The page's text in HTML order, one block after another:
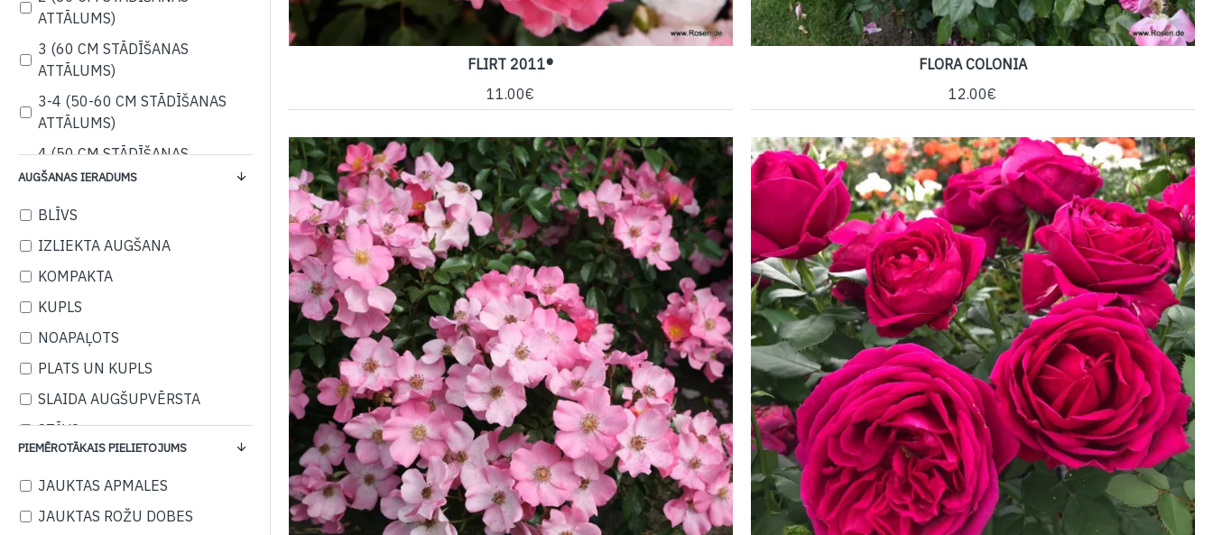
ATTĀLUMS)
3 (60 CM STĀDĪŠANAS
ATTĀLUMS)
3-4 (50-60 CM STĀDĪŠANAS
ATTĀLUMS)
4 (50 CM STĀDĪŠANAS
ATTĀLUMS)
4-5 (45-50 CM STĀDĪŠANAS
ATTĀLUMS)
6-8 (35-40 CM STĀDĪŠANAS
ATTĀLUMS)
AUGŠANAS IERADUMS
BLĪVS
IZLIEKTA AUGŠANA
KOMPAKTA
KUPLS
NOAPAĻOTS
PLATS UN KUPLS
SLAIDA AUGŠUPVĒRSTA
STĀVS
NOKARĀJAS UZ LEJU
AUGŠUPVĒRSTS
PIEMĒROTĀKAIS PIELIETOJUMS
JAUKTAS APMALES
JAUKTAS ROŽU DOBES
FLIRT 2011®
11.00€
FLORA COLONIA
12.00€